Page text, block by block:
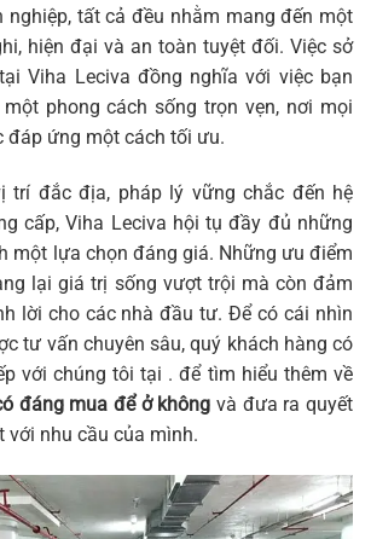
nghiệp, tất cả đều nhằm mang đến một
hiện đại và an toàn tuyệt đối. Việc sở
Viha Leciva đồng nghĩa với việc bạn
phong cách sống trọn vẹn, nơi mọi
đáp ứng một cách tối ưu.
trí đắc địa, pháp lý vững chắc đến hệ
cấp, Viha Leciva hội tụ đầy đủ những
một lựa chọn đáng giá. Những ưu điểm
lại giá trị sống vượt trội mà còn đảm
lời cho các nhà đầu tư. Để có cái nhìn
tư vấn chuyên sâu, quý khách hàng có
với chúng tôi tại . để tìm hiểu thêm về
đáng mua để ở không và đưa ra quyết
với nhu cầu của mình.